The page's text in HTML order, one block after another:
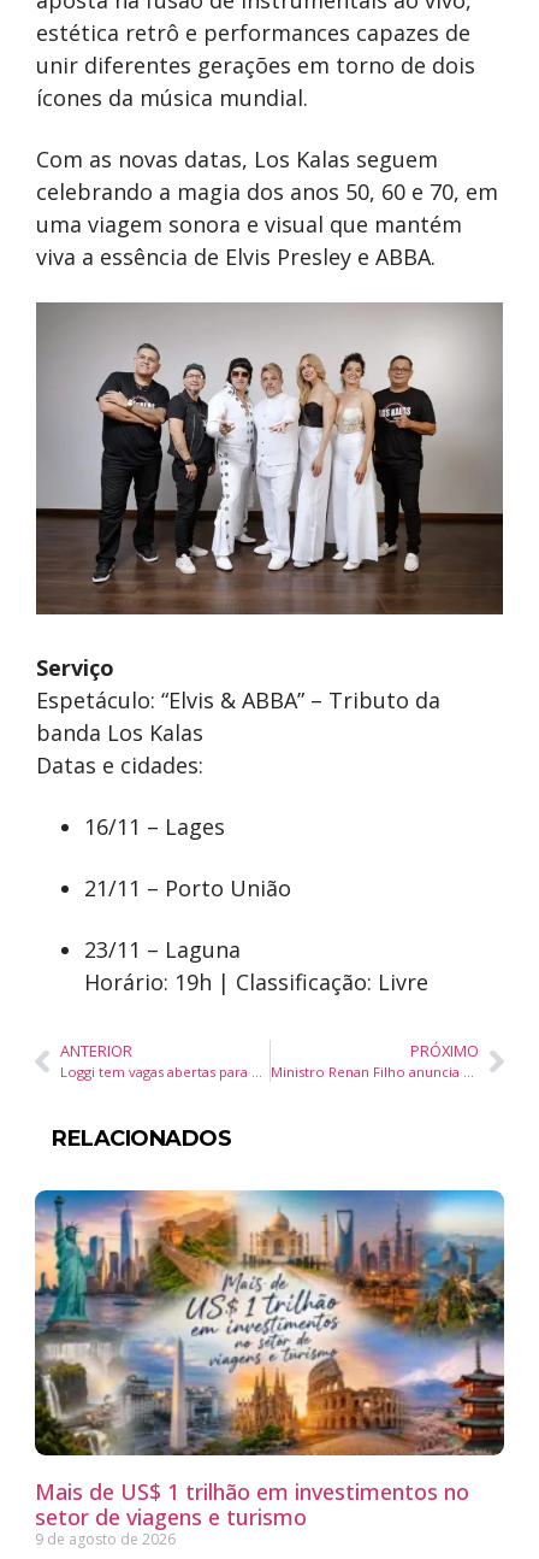
estética retrô e performances capazes de
unir diferentes gerações em torno de dois
ícones da música mundial.
Com as novas datas, Los Kalas seguem
celebrando a magia dos anos 50, 60 e 70, em
uma viagem sonora e visual que mantém
viva a essência de Elvis Presley e ABBA.
Serviço
Espetáculo: “Elvis & ABBA” – Tributo da
banda Los Kalas
Datas e cidades:
16/11 – Lages
21/11 – Porto União
23/11 – Laguna
Horário: 19h | Classificação: Livre
ANTERIOR
Loggi tem vagas abertas para auxiliar de logística em Joinville (SC)
PRÓXIMO
Ministro Renan Filho anuncia CNH mais acessível com redução de até 80% no custo e curso gratuito
RELACIONADOS
Mais de US$ 1 trilhão em investimentos no
setor de viagens e turismo
9 de agosto de 2026